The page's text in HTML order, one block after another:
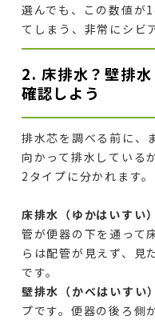
選んでも、この数値が
てしまう、非常にシビ
2. 床排水？壁排
確認しよう
排水芯を調べる前に、
向かって排水している
2タイプに分かれます。
床排水（ゆかはいすい
管が便器の下を通って
らは配管が見えず、見
です。
壁排水（かべはいすい
プです。便器の後ろ側